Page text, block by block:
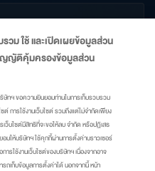
นโยบายคุกกี้มาตรการแจ้งเตือน
วม ใช้ และเปิดเผยข้อมูลส่วน
ญญัติคุ้มครองข้อมูลส่วน
ษัทฯ ขอความยินยอมท่านในการเก็บรวบรวม
ต์ การใช้งานเว็บไซต์ รวมถึงแต่ไม่จำกัดเพียง
ว็บไซต์มีสิทธิที่จะขอให้ลบ จำกัด หรือปฏิเสธ
มให้บริษัทฯ ใช้คุกกี้ผ่านการตั้งค่าบราวเซอร์
รใช้งานเว็บไซต์ของบริษัทฯ เนื่องจากอาจ
รถเก็บข้อมูลการตั้งค่าได้ นอกจากนี้ หน้า